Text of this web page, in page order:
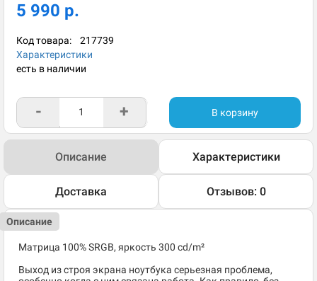
5 990 р.
Код товара: 217739
Характеристики
есть в наличии
- + В корзину
Описание Характеристики
Доставка Отзывов: 0
Описание
Матрица 100% SRGB, яркость 300 cd/m²
Выход из строя экрана ноутбука серьезная проблема,